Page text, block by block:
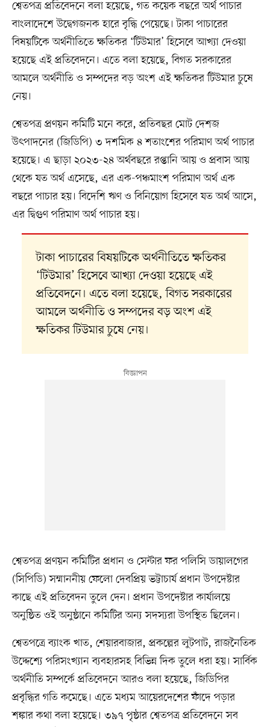
শ্বেতপত্র প্রতিবেদনে বলা হয়েছে, গত কয়েক বছরে অর্থ পাচার
বাংলাদেশে উদ্বেগজনক হারে বৃদ্ধি পেয়েছে। টাকা পাচারের
বিষয়টিকে অর্থনীতিতে ক্ষতিকর ‘টিউমার’ হিসেবে আখ্যা দেওয়া
হয়েছে এই প্রতিবেদনে। এতে বলা হয়েছে, বিগত সরকারের
আমলে অর্থনীতি ও সম্পদের বড় অংশ এই ক্ষতিকর টিউমার চুষে
নেয়।
শ্বেতপত্র প্রণয়ন কমিটি মনে করে, প্রতিবছর মোট দেশজ
উৎপাদনের (জিডিপি) ৩ দশমিক ৪ শতাংশের পরিমাণ অর্থ পাচার
হয়েছে। এ ছাড়া ২০২৩-২৪ অর্থবছরে রপ্তানি আয় ও প্রবাস আয়
থেকে যত অর্থ এসেছে, এর এক-পঞ্চমাংশ পরিমাণ অর্থ এক
বছরে পাচার হয়। বিদেশি ঋণ ও বিনিয়োগ হিসেবে যত অর্থ আসে,
এর দ্বিগুণ পরিমাণ অর্থ পাচার হয়।
টাকা পাচারের বিষয়টিকে অর্থনীতিতে ক্ষতিকর
‘টিউমার’ হিসেবে আখ্যা দেওয়া হয়েছে এই
প্রতিবেদনে। এতে বলা হয়েছে, বিগত সরকারের
আমলে অর্থনীতি ও সম্পদের বড় অংশ এই
ক্ষতিকর টিউমার চুষে নেয়।
শ্বেতপত্র প্রণয়ন কমিটির প্রধান ও সেন্টার ফর পলিসি ডায়ালগের
(সিপিডি) সম্মাননীয় ফেলো দেবপ্রিয় ভট্টাচার্য প্রধান উপদেষ্টার
কাছে এই প্রতিবেদন তুলে দেন। প্রধান উপদেষ্টার কার্যালয়ে
অনুষ্ঠিত ওই অনুষ্ঠানে কমিটির অন্য সদস্যরা উপস্থিত ছিলেন।
শ্বেতপত্রে ব্যাংক খাত, শেয়ারবাজার, প্রকল্পের লুটপাট, রাজনৈতিক
উদ্দেশ্যে পরিসংখ্যান ব্যবহারসহ বিভিন্ন দিক তুলে ধরা হয়। সার্বিক
অর্থনীতি সম্পর্কে প্রতিবেদনে আরও বলা হয়েছে, জিডিপির
প্রবৃদ্ধির গতি কমেছে। এতে মধ্যম আয়েরদেশের ফাঁদে পড়ার
শঙ্কার কথা বলা হয়েছে। ৩৯৭ পৃষ্ঠার শ্বেতপত্র প্রতিবেদনে সব